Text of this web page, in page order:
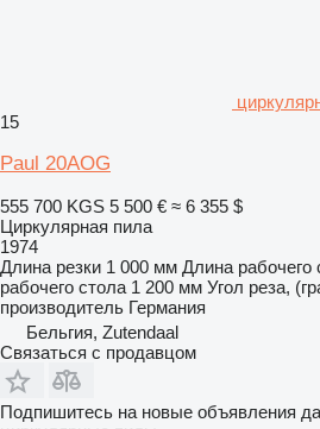
15
Paul 20AOG
555 700 KGS 5 500 € ≈ 6 355 $
Циркулярная пила
1974
Длина резки 1 000 мм Длина рабочего
рабочего стола 1 200 мм Угол реза,
производитель Германия
Бельгия, Zutendaal
Связаться с продавцом
Подпишитесь на новые объявления